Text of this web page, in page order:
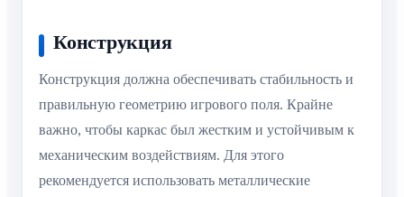
Конструкция
Конструкция должна обеспечивать стабильность и
правильную геометрию игрового поля. Крайне
важно, чтобы каркас был жестким и устойчивым к
механическим воздействиям. Для этого
рекомендуется использовать металлические